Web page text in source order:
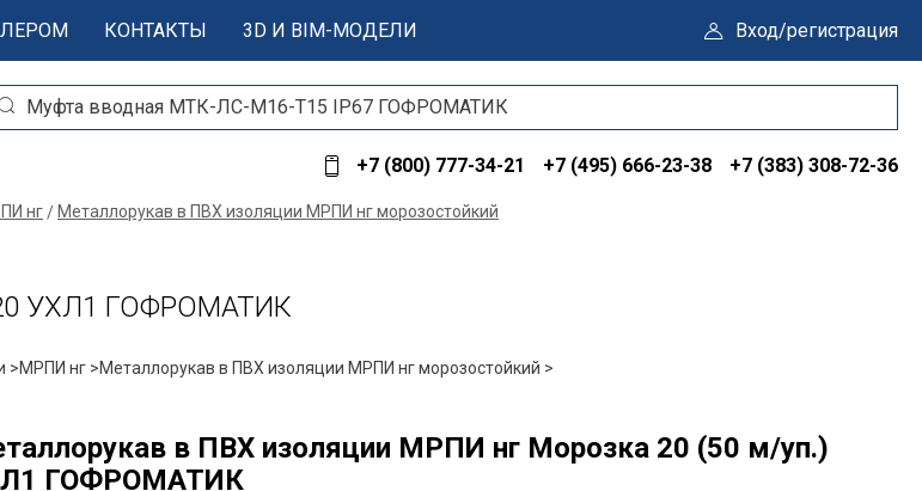
КОНТАКТЫ 3D И BIM-МОДЕЛИ Вход/регистрация
+7 (800) 777-34-21 +7 (495) 666-23-38 +7 (383) 308-72-36
нг
Металлорукав в ПВХ изоляции МРПИ нг морозостойкий
УХЛ1 ГОФРОМАТИК
>МРПИ нг >Металлорукав в ПВХ изоляции МРПИ нг морозостойкий >
в ПВХ изоляции МРПИ нг Морозка 20 (50 м/уп.)
ГОФРОМАТИК